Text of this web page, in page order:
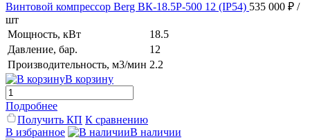
Винтовой компрессор Berg ВК-18.5Р-500 12 (IP54) 535 000 ₽ /
шт
Мощность, кВт
18.5
Давление, бар.
12
Производительность, м3/мин 2.2
В корзину
Подробнее
Получить КП К сравнению
В избранное
В наличии